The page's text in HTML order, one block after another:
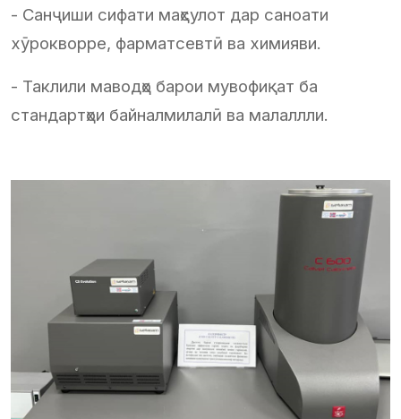
- Санҷиши сифати маҳсулот дар саноати
хӯрокворре, фарматсевтӣ ва химияви.
- Таклили маводҳо барои мувофиқат ба
стандартҳои байналмилалӣ ва малаллли.